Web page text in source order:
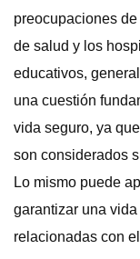
preocupaciones
de salud y los
educativos,
una cuestión
vida seguro, ya
son considerados
Lo mismo puede
garantizar una
relacionadas con